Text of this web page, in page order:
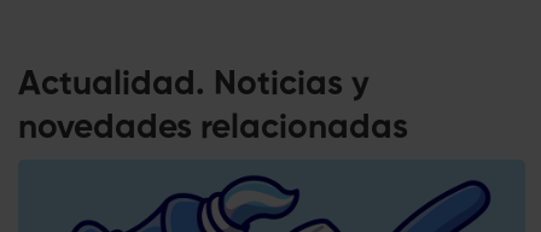
Actualidad. Noticias y
novedades relacionadas